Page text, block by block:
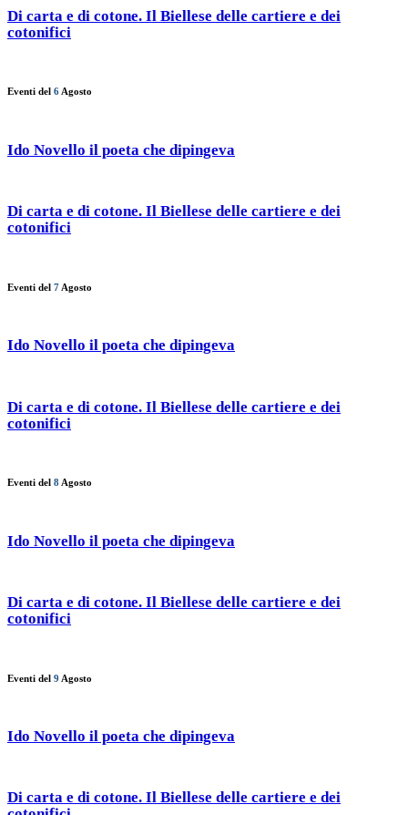
Di carta e di cotone. Il Biellese delle cartiere e dei
cotonifici
Eventi del 6Agosto
Ido Novello il poeta che dipingeva
Di carta e di cotone. Il Biellese delle cartiere e dei
cotonifici
Eventi del 7 Agosto
Ido Novello il poeta che dipingeva
Di carta e di cotone. Il Biellese delle cartiere e dei
cotonifici
Eventi del 8 Agosto
Ido Novello il poeta che dipingeva
Di carta e di cotone. Il Biellese delle cartiere e dei
cotonifici
Eventi del 9 Agosto
Ido Novello il poeta che dipingeva
Di carta e di cotone. Il Biellese delle cartiere e dei